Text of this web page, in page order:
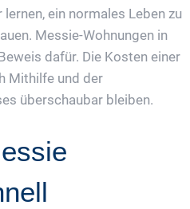
ein normales Leben zu
Messie-Wohnungen in
dafür. Die Kosten einer
Mithilfe und der
überschaubar bleiben.